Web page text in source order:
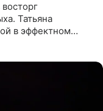
Татьяна
в эффектном